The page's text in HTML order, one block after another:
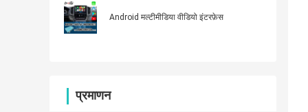
Android मल्टीमीडिया वीडियो इंटरफ़ेस
प्रमाणन